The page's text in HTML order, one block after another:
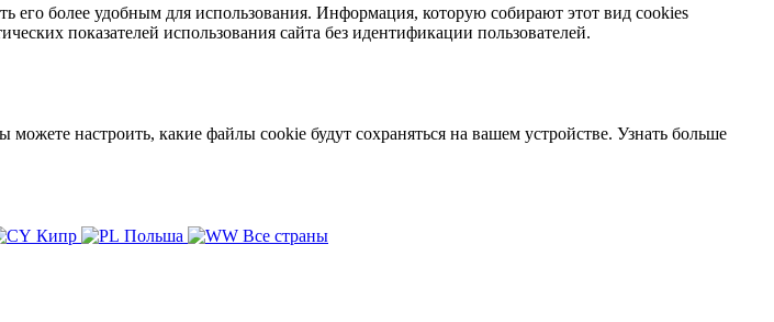
его более удобным для использования. Информация, которую собирают этот вид cookies
показателей использования сайта без идентификации пользователей.
настроить, какие файлы cookie будут сохраняться на вашем устройстве. Узнать больше
Кипр Польша Все страны